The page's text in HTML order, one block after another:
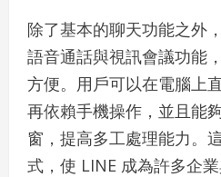
除了基本的聊天功能之外
語音通話與視訊會議功能
方便。用戶可以在電腦上
再依賴手機操作，並且能
窗，提高多工處理能力。
式，使 LINE 成為許多企